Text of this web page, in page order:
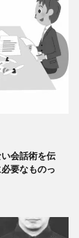
会話術を伝
要なものっ